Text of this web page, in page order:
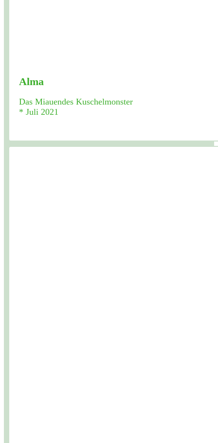
Alma
Das Miauendes Kuschelmonster
* Juli 2021